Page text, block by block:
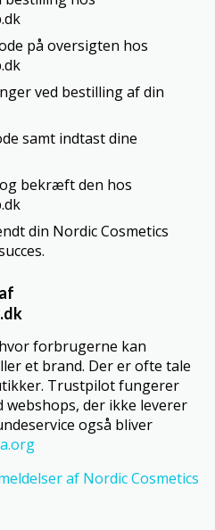
på oversigten hos
ved bestilling af din
samt indtast dine
bekræft den hos
din Nordic Cosmetics
forbrugerne kan
et brand. Der er ofte tale
Trustpilot fungerer
der ikke leverer
også bliver
af Nordic Cosmetics